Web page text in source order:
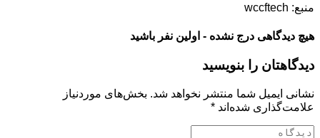
منبع: wccftech
هیچ دیدگاهی درج نشده - اولین نفر باشید
دیدگاهتان را بنویسید
نشانی ایمیل شما منتشر نخواهد شد. بخش‌های موردنیاز
علامت‌گذاری شده‌اند *